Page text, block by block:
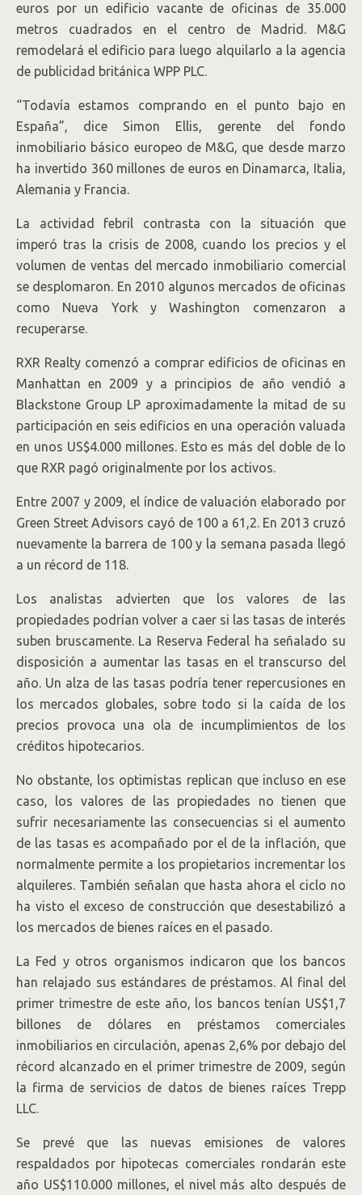
euros por un edificio vacante de oficinas de 35.000
metros cuadrados en el centro de Madrid. M&G
remodelará el edificio para luego alquilarlo a la agencia
de publicidad británica WPP PLC.
“Todavía estamos comprando en el punto bajo en
España”, dice Simon Ellis, gerente del fondo
inmobiliario básico europeo de M&G, que desde marzo
ha invertido 360 millones de euros en Dinamarca, Italia,
Alemania y Francia.
La actividad febril contrasta con la situación que
imperó tras la crisis de 2008, cuando los precios y el
volumen de ventas del mercado inmobiliario comercial
se desplomaron. En 2010 algunos mercados de oficinas
como Nueva York y Washington comenzaron a
recuperarse.
RXR Realty comenzó a comprar edificios de oficinas en
Manhattan en 2009 y a principios de año vendió a
Blackstone Group LP aproximadamente la mitad de su
participación en seis edificios en una operación valuada
en unos US$4.000 millones. Esto es más del doble de lo
que RXR pagó originalmente por los activos.
Entre 2007 y 2009, el índice de valuación elaborado por
Green Street Advisors cayó de 100 a 61,2. En 2013 cruzó
nuevamente la barrera de 100 y la semana pasada llegó
a un récord de 118.
Los analistas advierten que los valores de las
propiedades podrían volver a caer si las tasas de interés
suben bruscamente. La Reserva Federal ha señalado su
disposición a aumentar las tasas en el transcurso del
año. Un alza de las tasas podría tener repercusiones en
los mercados globales, sobre todo si la caída de los
precios provoca una ola de incumplimientos de los
créditos hipotecarios.
No obstante, los optimistas replican que incluso en ese
caso, los valores de las propiedades no tienen que
sufrir necesariamente las consecuencias si el aumento
de las tasas es acompañado por el de la inflación, que
normalmente permite a los propietarios incrementar los
alquileres. También señalan que hasta ahora el ciclo no
ha visto el exceso de construcción que desestabilizó a
los mercados de bienes raíces en el pasado.
La Fed y otros organismos indicaron que los bancos
han relajado sus estándares de préstamos. Al final del
primer trimestre de este año, los bancos tenían US$1,7
billones de dólares en préstamos comerciales
inmobiliarios en circulación, apenas 2,6% por debajo del
récord alcanzado en el primer trimestre de 2009, según
la firma de servicios de datos de bienes raíces Trepp
LLC.
Se prevé que las nuevas emisiones de valores
respaldados por hipotecas comerciales rondarán este
año US$110.000 millones, el nivel más alto después de